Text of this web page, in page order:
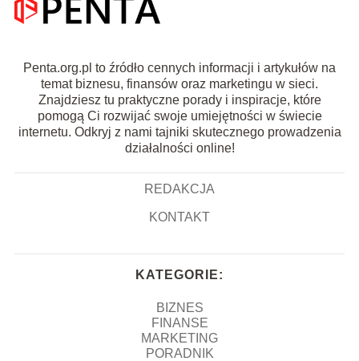
Penta.org.pl to źródło cennych informacji i artykułów na
temat biznesu, finansów oraz marketingu w sieci.
Znajdziesz tu praktyczne porady i inspiracje, które
pomogą Ci rozwijać swoje umiejętności w świecie
internetu. Odkryj z nami tajniki skutecznego prowadzenia
działalności online!
REDAKCJA
KONTAKT
KATEGORIE:
BIZNES
FINANSE
MARKETING
PORADNIK